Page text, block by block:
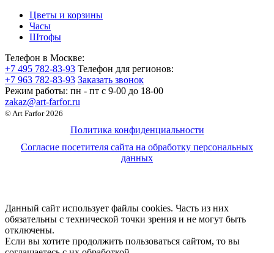
Цветы и корзины
Часы
Штофы
Телефон в Москве:
+7 495 782-83-93 Телефон для регионов:
+7 963 782-83-93 Заказать звонок
Режим работы: пн - пт c 9-00 до 18-00
zakaz@art-farfor.ru
© Art Farfor 2026
Политика конфиденциальности
Согласие посетителя сайта на обработку персональных
данных
Данный сайт использует файлы cookies. Часть из них
обязательны с технической точки зрения и не могут быть
отключены.
Если вы хотите продолжить пользоваться сайтом, то вы